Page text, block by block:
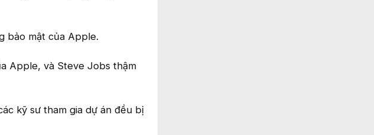
bảo mật của Apple.
Apple, và Steve Jobs thậm
kỹ sư tham gia dự án đều bị